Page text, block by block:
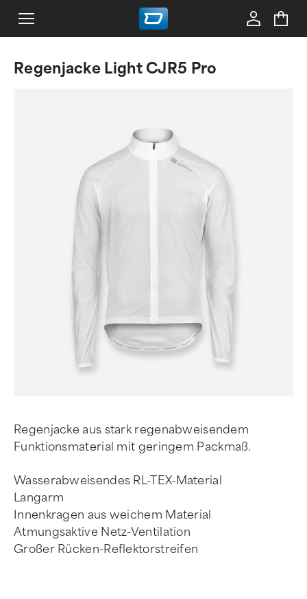
Regenjacke Light CJR5 Pro
Regenjacke aus stark regenabweisendem
Funktionsmaterial mit geringem Packmaß.
Wasserabweisendes RL-TEX-Material
Langarm
Innenkragen aus weichem Material
Atmungsaktive Netz-Ventilation
Großer Rücken-Reflektorstreifen